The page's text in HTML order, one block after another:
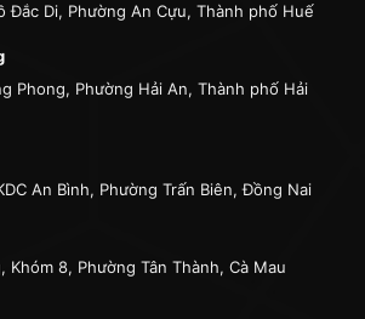
Đắc Di, Phường An Cựu, Thành phố Huế
Phong, Phường Hải An, Thành phố Hải
An Bình, Phường Trấn Biên, Đồng Nai
Khóm 8, Phường Tân Thành, Cà Mau